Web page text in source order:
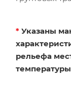
* Указаны
рельефа